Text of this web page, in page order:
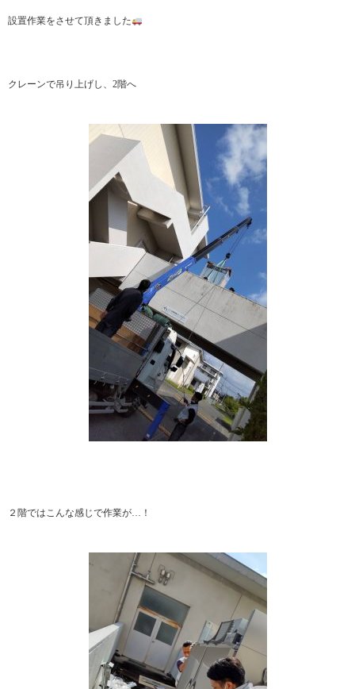
設置作業をさせて頂きました
クレーンで吊り上げし、2階へ
２階ではこんな感じで作業が…！